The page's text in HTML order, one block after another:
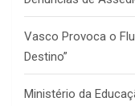
Vasco Provoca o
Destino”
Ministério da